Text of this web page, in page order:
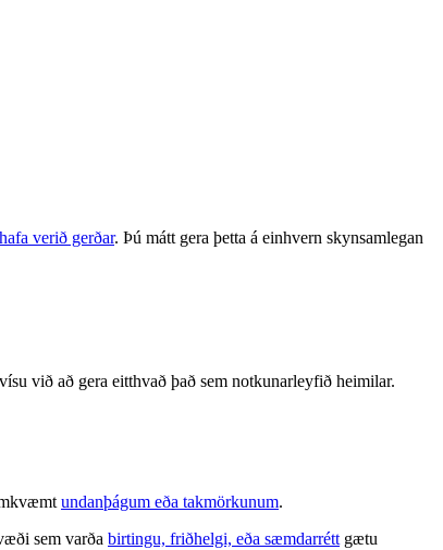
verið gerðar. Þú mátt gera þetta á einhvern skynsamlegan
við að gera eitthvað það sem notkunarleyfið heimilar.
undanþágum eða takmörkunum.
sem varða birtingu, friðhelgi, eða sæmdarrétt gætu